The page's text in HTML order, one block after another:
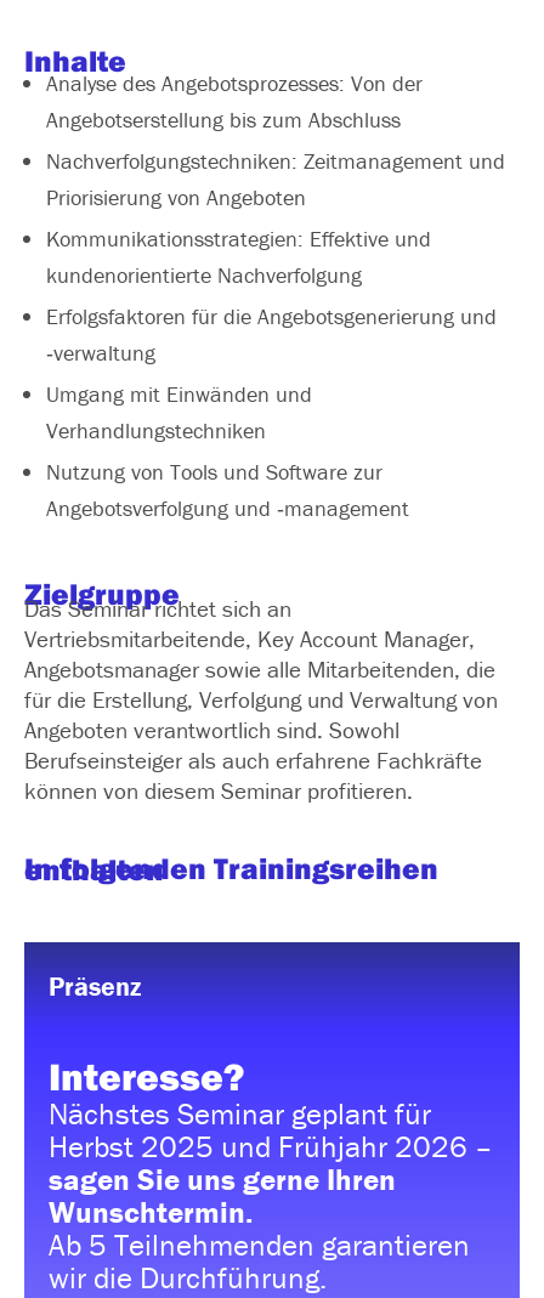
Inhalte
Analyse des Angebotsprozesses: Von der
Angebotserstellung bis zum Abschluss
Nachverfolgungstechniken: Zeitmanagement und
Priorisierung von Angeboten
Kommunikationsstrategien: Effektive und
kundenorientierte Nachverfolgung
Erfolgsfaktoren für die Angebotsgenerierung und
‑verwaltung
Umgang mit Einwänden und
Verhandlungstechniken
Nutzung von Tools und Software zur
Angebotsverfolgung und ‑management
Zielgruppe
Das Seminar richtet sich an
Vertriebsmitarbeitende, Key Account Manager,
Angebotsmanager sowie alle Mitarbeitenden, die
für die Erstellung, Verfolgung und Verwaltung von
Angeboten verantwortlich sind. Sowohl
Berufseinsteiger als auch erfahrene Fachkräfte
können von diesem Seminar profitieren.
In folgenden Trainingsreihen enthalten
Präsenz
Interesse?
Nächstes Seminar geplant für
Herbst 2025 und Frühjahr 2026 –
sagen Sie uns gerne Ihren
Wunschtermin.
Ab 5 Teilnehmenden garantieren
wir die Durchführung.